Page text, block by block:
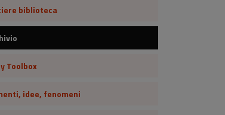
biblioteca
Toolbox
idee, fenomeni